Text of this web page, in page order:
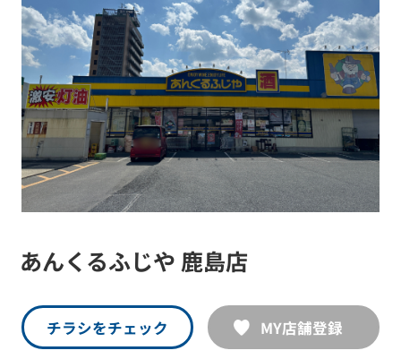
あんくるふじや 鹿島店
チラシをチェック MY店舗登録